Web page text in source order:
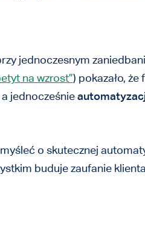
jednoczesnym
na wzrost”) pokazało, że
jednocześnie
o skutecznej
buduje zaufanie